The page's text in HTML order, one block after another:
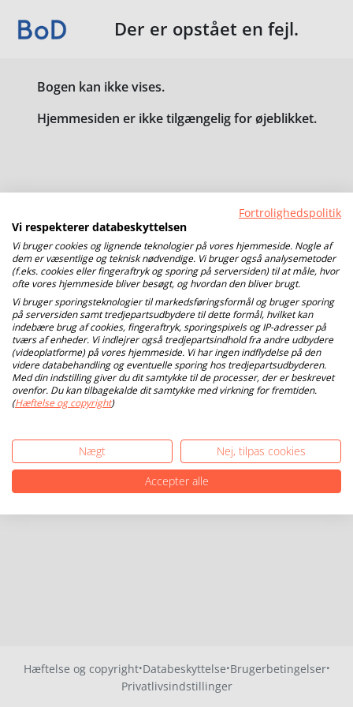
Der er opstået en fejl.
Bogen kan ikke vises.
Hjemmesiden er ikke tilgængelig for øjeblikket.
Hæftelse og copyright·Databeskyttelse·Brugerbetingelser·
Privatlivsindstillinger
Fortrolighedspolitik
Vi respekterer databeskyttelsen
Vi bruger cookies og lignende teknologier på vores hjemmeside. Nogle af
dem er væsentlige og teknisk nødvendige. Vi bruger også analysemetoder
(f.eks. cookies eller fingeraftryk og sporing på serversiden) til at måle, hvor
ofte vores hjemmeside bliver besøgt, og hvordan den bliver brugt.
Vi bruger sporingsteknologier til markedsføringsformål og bruger sporing
på serversiden samt tredjepartsudbydere til dette formål, hvilket kan
indebære brug af cookies, fingeraftryk, sporingspixels og IP-adresser på
tværs af enheder. Vi indlejrer også tredjepartsindhold fra andre udbydere
(videoplatforme) på vores hjemmeside. Vi har ingen indflydelse på den
videre databehandling og eventuelle sporing hos tredjepartsudbyderen.
Med din indstilling giver du dit samtykke til de processer, der er beskrevet
ovenfor. Du kan tilbagekalde dit samtykke med virkning for fremtiden.
(Hæftelse og copyright)
Nægt
Nej, tilpas cookies
Accepter alle